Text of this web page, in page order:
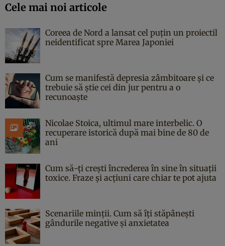
Cele mai noi articole
Coreea de Nord a lansat cel puțin un proiectil
neidentificat spre Marea Japoniei
Cum se manifestă depresia zâmbitoare și ce
trebuie să știe cei din jur pentru a o
recunoaște
Nicolae Stoica, ultimul mare interbelic. O
recuperare istorică după mai bine de 80 de
ani
Cum să-ți crești încrederea în sine în situații
toxice. Fraze și acțiuni care chiar te pot ajuta
Scenariile minții. Cum să îți stăpânești
gândurile negative și anxietatea